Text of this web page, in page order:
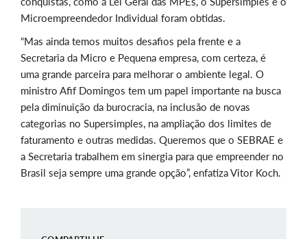
Microempreendedor Individual foram obtidas.
“Mas ainda temos muitos desafios pela frente e a
Secretaria da Micro e Pequena empresa, com certeza, é
uma grande parceira para melhorar o ambiente legal. O
ministro Afif Domingos tem um papel importante na busca
pela diminuição da burocracia, na inclusão de novas
categorias no Supersimples, na ampliação dos limites de
faturamento e outras medidas. Queremos que o SEBRAE e
a Secretaria trabalhem em sinergia para que empreender no
Brasil seja sempre uma grande opção”, enfatiza Vitor Koch.